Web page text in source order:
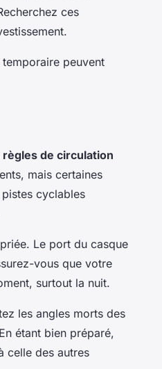
ces
peuvent
règles de circulation
mais certaines
cyclables
Le port du casque
vous que votre
surtout la nuit.
les angles morts des
étant bien préparé,
celle des autres